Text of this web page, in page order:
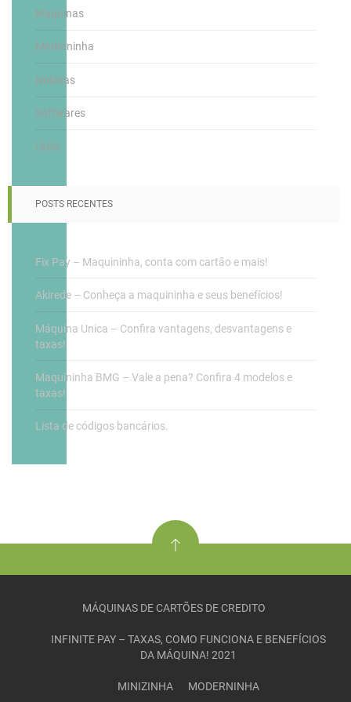
Maquinas
Moderninha
Notícias
Softwares
Úteis
POSTS RECENTES
Fix Pay – Maquininha, conta com cartão e mais!
Akirede – Conheça a maquininha e seus benefícios!
Máquina Unica – Confira vantagens, desvantagens e
taxas!
Maquininha BMG – Vale a pena? Confira 4 modelos e
taxas!
Lista de códigos bancários.
MÁQUINAS DE CARTÕES DE CREDITO
INFINITE PAY – TAXAS, COMO FUNCIONA E BENEFÍCIOS
DA MÁQUINA! 2021
MINIZINHA MODERNINHA